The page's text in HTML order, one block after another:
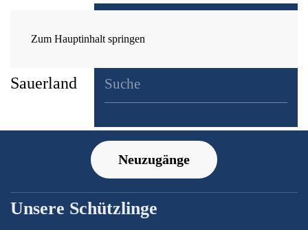
Zum Hauptinhalt springen
Neuzugänge
Unsere Schützlinge